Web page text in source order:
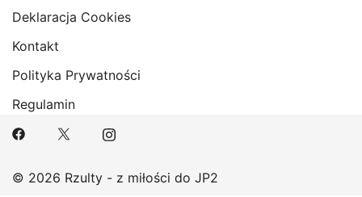
Deklaracja Cookies
Kontakt
Polityka Prywatności
Regulamin
© 2026 Rzulty - z miłości do JP2